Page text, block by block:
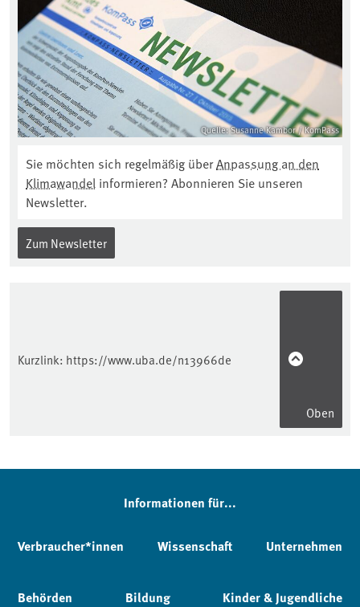
Quelle: Susanne Kambor / KomPass
Sie möchten sich regelmäßig überAnpassung an den
Klimawandel informieren? Abonnieren Sie unseren
Newsletter.
Zum Newsletter
Kurzlink: https://www.uba.de/n13966de
Oben
Informationen für...
Verbraucher*innen Wissenschaft Unternehmen
Behörden Bildung Kinder & Jugendliche